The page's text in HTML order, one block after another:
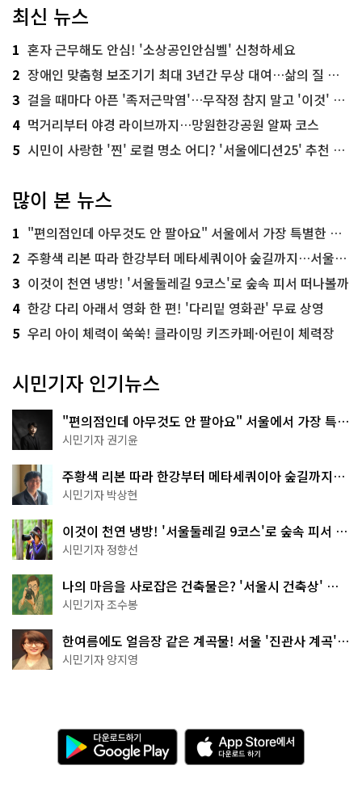
최신 뉴스
1 혼자 근무해도 안심! '소상공인안심벨' 신청하세요
2 장애인 맞춤형 보조기기 최대 3년간 무상 대여…삶의 질 높인다
3 걸을 때마다 아픈 '족저근막염'…무작정 참지 말고 '이것' 해보세요!
4 먹거리부터 야경 라이브까지…망원한강공원 알짜 코스
5 시민이 사랑한 '찐' 로컬 명소 어디? '서울에디션25' 추천 코스
많이 본 뉴스
1 "편의점인데 아무것도 안 팔아요" 서울에서 가장 특별한 편의점의 정체
2 주황색 리본 따라 한강부터 메타세쿼이아 숲길까지…서울둘레길 15코스
3 이것이 천연 냉방! '서울둘레길 9코스'로 숲속 피서 떠나볼까
4 한강 다리 아래서 영화 한 편! '다리밑 영화관' 무료 상영
5 우리 아이 체력이 쑥쑥! 클라이밍 키즈카페·어린이 체력장
시민기자 인기뉴스
"편의점인데 아무것도 안 팔아요" 서울에서 가장 특별
한 편의점의 정체
시민기자 권기윤
주황색 리본 따라 한강부터 메타세쿼이아 숲길까지…
서울둘레길 15코스
시민기자 박상현
이것이 천연 냉방! '서울둘레길 9코스'로 숲속 피서 떠
나볼까
시민기자 정향선
나의 마음을 사로잡은 건축물은? '서울시 건축상' 수
상작 공개!
시민기자 조수봉
한여름에도 얼음장 같은 계곡물! 서울 '진관사 계곡'이
천국이네~
시민기자 양지영
다
운
로
A
p
p